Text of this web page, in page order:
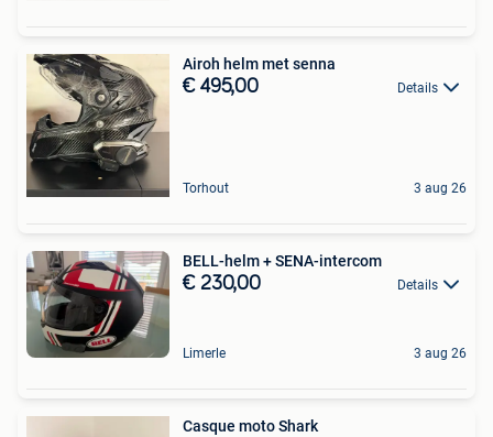
Airoh helm met senna
€ 495,00 Details
Torhout 3 aug 26
BELL-helm + SENA-intercom
€ 230,00 Details
Limerle 3 aug 26
Casque moto Shark